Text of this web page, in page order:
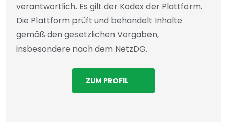
verantwortlich. Es gilt der Kodex der Plattform.
Die Plattform prüft und behandelt Inhalte
gemäß den gesetzlichen Vorgaben,
insbesondere nach dem NetzDG.
ZUM PROFIL